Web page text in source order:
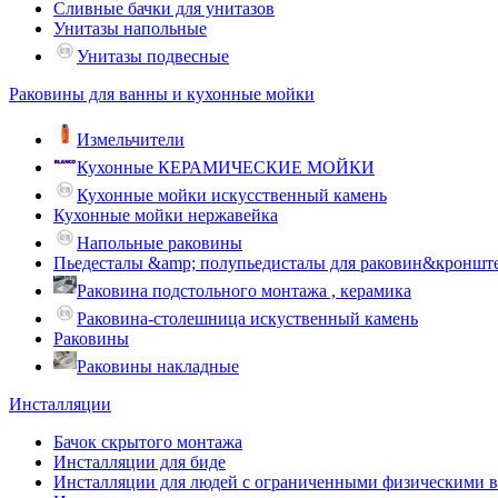
Сливные бачки для унитазов
Унитазы напольные
Унитазы подвесные
Раковины для ванны и кухонные мойки
Измельчители
Кухонные КЕРАМИЧЕСКИЕ МОЙКИ
Кухонные мойки искусственный камень
Кухонные мойки нержавейка
Напольные раковины
Пьедесталы &amp; полупьедисталы для
Раковина подстольного монтажа , керамика
Раковина-столешница искуственный камень
Раковины
Раковины накладные
Инсталляции
Бачок скрытого монтажа
Инсталляции для биде
Инсталляции для людей с ограниченными физическими